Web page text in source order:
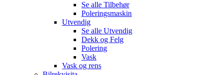
Se alle Tilbehør
Poleringsmaskin
Utvendig
Se alle Utvendig
Dekk og Felg
Polering
Vask
Vask og rens